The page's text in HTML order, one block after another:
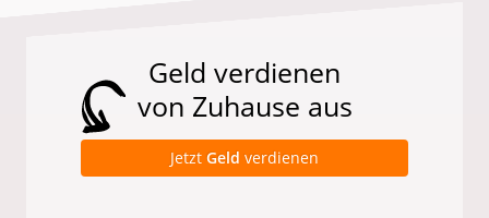
Geld verdienen
von Zuhause aus
Jetzt Geld verdienen